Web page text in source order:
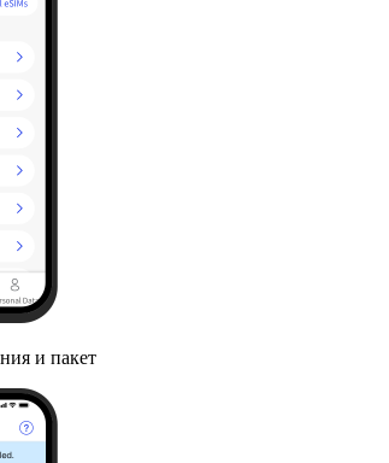
и пакет